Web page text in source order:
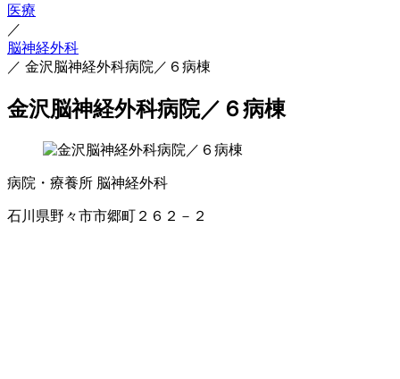
医療
／
脳神経外科
／ 金沢脳神経外科病院／６病棟
金沢脳神経外科病院／６病棟
病院・療養所 脳神経外科
石川県野々市市郷町２６２－２